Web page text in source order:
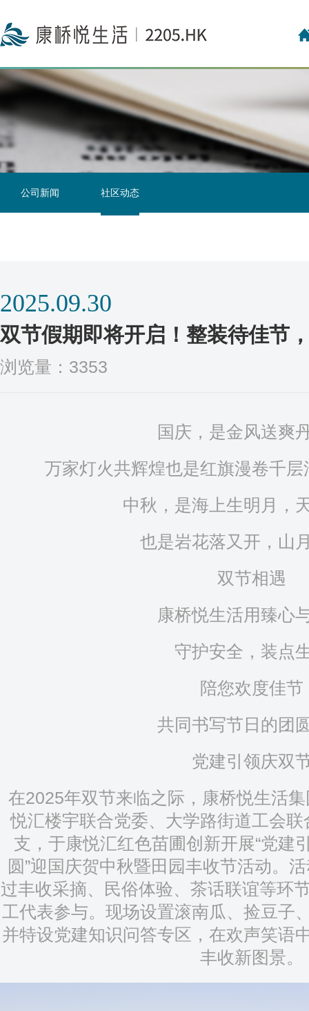
公司新闻 社区动态
2025.09.30
双节假期即将开启！整装待佳节
浏览量：3353
国庆，是金风送爽
万家灯火共辉煌也是红旗漫卷千
中秋，是海上生明月，
也是岩花落又开，山
双节相遇
康桥悦生活用臻心
守护安全，装点
陪您欢度佳节
共同书写节日的团
党建引领庆双
在2025年双节来临之际，康桥悦生活
悦汇楼宇联合党委、大学路街道工会
支，于康悦汇红色苗圃创新开展“党建
圆”迎国庆贺中秋暨田园丰收节活动。
过丰收采摘、民俗体验、茶话联谊等环
工代表参与。现场设置滚南瓜、捡豆子
并特设党建知识问答专区，在欢声笑语
丰收新图景。